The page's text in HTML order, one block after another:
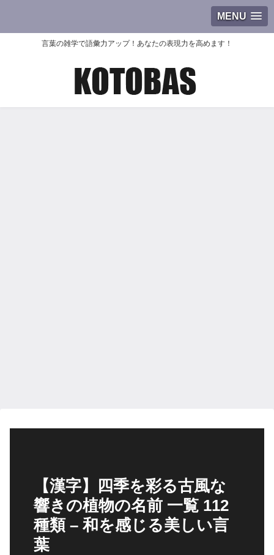
MENU
言葉の雑学で語彙力アップ！あなたの表現力を高めます！
【漢字】四季を彩る古風な
響きの植物の名前 一覧 112
種類 – 和を感じる美しい言
葉